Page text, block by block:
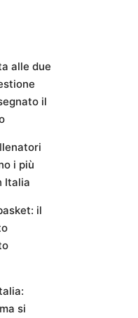
alle due
il
i più
Italia
il
si